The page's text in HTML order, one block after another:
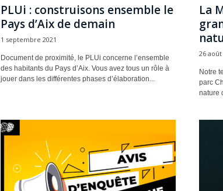
PLUi : construisons ensemble le
Pays d’Aix de demain
1 septembre 2021
Document de proximité, le PLUi concerne l’ensemble
des habitants du Pays d’Aix. Vous avez tous un rôle à
jouer dans les différentes phases d’élaboration...
La
26 août
Notre
parc
nature